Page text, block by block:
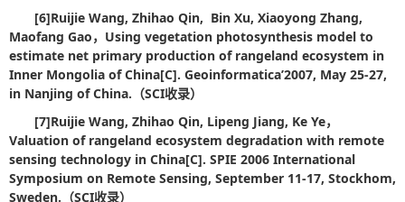
[6]Ruijie Wang, Zhihao Qin, Bin Xu, Xiaoyong Zhang,
Maofang Gao，Using vegetation photosynthesis model to
estimate net primary production of rangeland ecosystem in
Inner Mongolia of China[C]. Geoinformatica’2007, May 25-27,
in Nanjing of China. （SCI收录）
[7]Ruijie Wang, Zhihao Qin, Lipeng Jiang, Ke Ye，
Valuation of rangeland ecosystem degradation with remote
sensing technology in China[C]. SPIE 2006 International
Symposium on Remote Sensing, September 11-17, Stockhom,
Sweden. （SCI收录）